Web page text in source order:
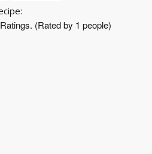
Ratings. (Rated by 1 people)